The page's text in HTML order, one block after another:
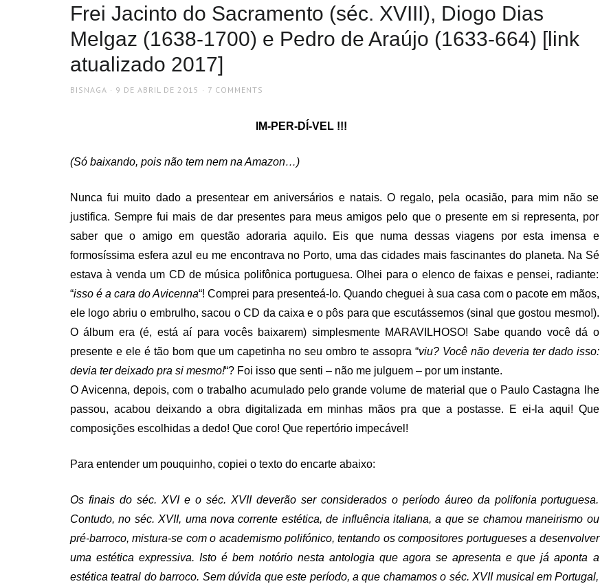
Frei Jacinto do Sacramento (séc. XVIII), Diogo Dias
Melgaz (1638-1700) e Pedro de Araújo (1633-664) [link
atualizado 2017]
AUTHOR
BISNAGA
POSTED
9 DE ABRIL DE 2015 7 COMMENTS
IM-PER-DÍ-VEL !!!
(Só baixando, pois não tem nem na Amazon…)
Nunca fui muito dado a presentear em aniversários e natais. O regalo, pela ocasião, para mim não se
justifica. Sempre fui mais de dar presentes para meus amigos pelo que o presente em si representa, por
saber que o amigo em questão adoraria aquilo. Eis que numa dessas viagens por esta imensa e
formosíssima esfera azul eu me encontrava no Porto, uma das cidades mais fascinantes do planeta. Na Sé
estava à venda um CD de música polifônica portuguesa. Olhei para o elenco de faixas e pensei, radiante:
“isso é a cara do Avicenna“! Comprei para presenteá-lo. Quando cheguei à sua casa com o pacote em mãos,
ele logo abriu o embrulho, sacou o CD da caixa e o pôs para que escutássemos (sinal que gostou mesmo!).
O álbum era (é, está aí para vocês baixarem) simplesmente MARAVILHOSO! Sabe quando você dá o
presente e ele é tão bom que um capetinha no seu ombro te assopra “viu? Você não deveria ter dado isso:
devia ter deixado pra si mesmo!“? Foi isso que senti – não me julguem – por um instante.
O Avicenna, depois, com o trabalho acumulado pelo grande volume de material que o Paulo Castagna lhe
passou, acabou deixando a obra digitalizada em minhas mãos pra que a postasse. E ei-la aqui! Que
composições escolhidas a dedo! Que coro! Que repertório impecável!
Para entender um pouquinho, copiei o texto do encarte abaixo:
Os finais do séc. XVI e o séc. XVII deverão ser considerados o período áureo da polifonia portuguesa.
Contudo, no séc. XVII, uma nova corrente estética, de influência italiana, a que se chamou maneirismo ou
pré-barroco, mistura-se com o academismo polifónico, tentando os compositores portugueses a desenvolver
uma estética expressiva. Isto é bem notório nesta antologia que agora se apresenta e que já aponta a
estética teatral do barroco. Sem dúvida que este período, a que chamamos o séc. XVII musical em Portugal,